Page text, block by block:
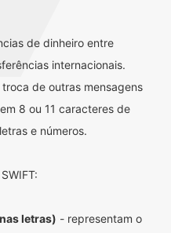
de dinheiro entre
internacionais.
de outras mensagens
8 ou 11 caracteres de
e números.
letras) - representam o